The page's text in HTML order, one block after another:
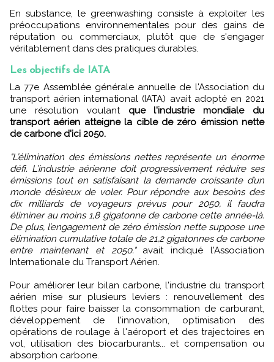
En substance, le greenwashing consiste à exploiter les
préoccupations environnementales pour des gains de
réputation ou commerciaux, plutôt que de s'engager
véritablement dans des pratiques durables.
Les objectifs de IATA
La 77e Assemblée générale annuelle de l'Association du
transport aérien international (IATA) avait adopté en 2021
une résolution voulant que l'industrie mondiale du
transport aérien atteigne la cible de zéro émission nette
de carbone d'ici 2050.
"L’élimination des émissions nettes représente un énorme
défi. L’industrie aérienne doit progressivement réduire ses
émissions tout en satisfaisant la demande croissante d’un
monde désireux de voler. Pour répondre aux besoins des
dix milliards de voyageurs prévus pour 2050, il faudra
éliminer au moins 1,8 gigatonne de carbone cette année-là.
De plus, l’engagement de zéro émission nette suppose une
élimination cumulative totale de 21,2 gigatonnes de carbone
entre maintenant et 2050."avait indiqué l'Association
Internationale du Transport Aérien.
Pour améliorer leur bilan carbone, l'industrie du transport
aérien mise sur plusieurs leviers : renouvellement des
flottes pour faire baisser la consommation de carburant,
développement de l'innovation, optimisation des
opérations de roulage à l'aéroport et des trajectoires en
vol, utilisation des biocarburants... et compensation ou
absorption carbone.